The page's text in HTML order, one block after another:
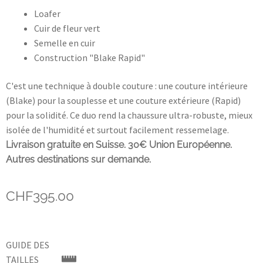
Magnanni Chaussures Genève
Matthew Cookson
Paolo Scafora
Paraboot
Zonkey Boot
Loafer
Cuir de fleur vert
Semelle en cuir
Construction "Blake Rapid"
C'est une technique à double couture : une couture intérieure
(Blake) pour la souplesse et une couture extérieure (Rapid)
pour la solidité. Ce duo rend la chaussure ultra-robuste, mieux
isolée de l'humidité et surtout facilement ressemelage.
Livraison gratuite en Suisse. 30€ Union Européenne.
Autres destinations sur demande.
CHF395.00
GUIDE DES
TAILLES